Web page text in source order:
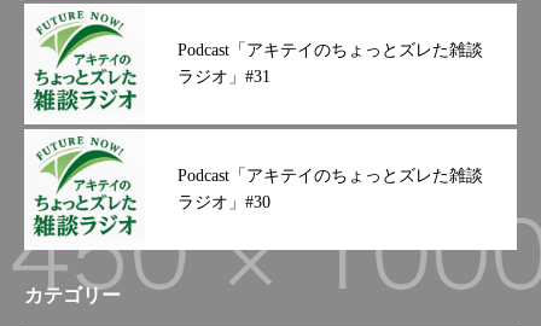
まだ事業拡大に向けて新しい
力を募集しておりますアルバ
イトでの短時間も採用してお
りますので、お互いwinwinな
話ができたらと思っておりま
す#秋山逓送#秋山逓送株式会
社#郵便#輸送#運輸#和歌山#
和歌山郵便#和歌山輸送#優良
企業#グリーン経営#健康経営
#９０周年#トラック#働きや
すい企業励みになりますので
フォローよろしくお願い致し
供は大満足そうでしたまさ
です笑 子供はそこにお手紙
突っ込んでました 私は暖か
阪 #郵便ポスト #夏休み #家
Podcast「アキテイのちょっとズレた雑談
ラジオ」#31
Podcast「アキテイのちょっとズレた雑談
ラジオ」#30
カテゴリー